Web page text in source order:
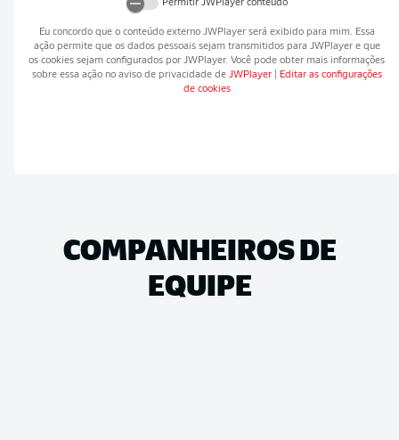
Permitir JWPlayerconteúdo
Eu concordo que o conteúdo externo JWPlayerserá exibido para mim. Essa
ação permite que os dados pessoais sejam transmitidos para JWPlayere que
os cookies sejam configurados por JWPlayer. Você pode obter mais informações
sobre essa ação no aviso de privacidade de JWPlayer
Editar as configurações
de cookies
COMPANHEIROS DE
EQUIPE